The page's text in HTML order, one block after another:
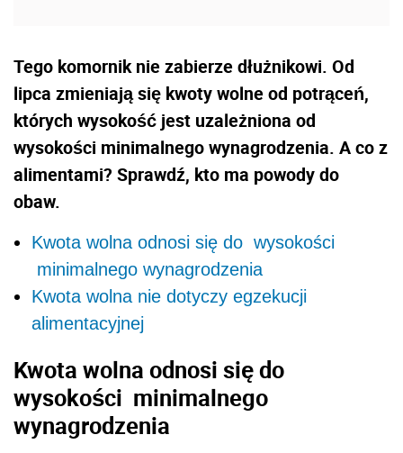
Tego komornik nie zabierze dłużnikowi. Od
lipca zmieniają się kwoty wolne od potrąceń,
których wysokość jest uzależniona od
wysokości minimalnego wynagrodzenia. A co z
alimentami? Sprawdź, kto ma powody do
obaw.
Kwota wolna odnosi się do wysokości
minimalnego wynagrodzenia
Kwota wolna nie dotyczy egzekucji
alimentacyjnej
Kwota wolna odnosi się do
wysokości minimalnego
wynagrodzenia